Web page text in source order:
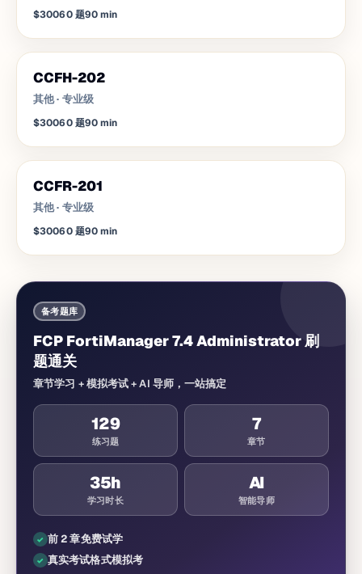
$30060 题90min
CCFH-202
其他· 专业级
$30060 题90min
CCFR-201
其他· 专业级
$30060 题90min
备考题库
FCP FortiManager 7.4 Administrator 刷
题通关
章节学习 + 模拟考试 + AI 导师，一站搞定
129
练习题
7
章节
35h
学习时长
AI
智能导师
前 2 章免费试学
真实考试格式模拟考